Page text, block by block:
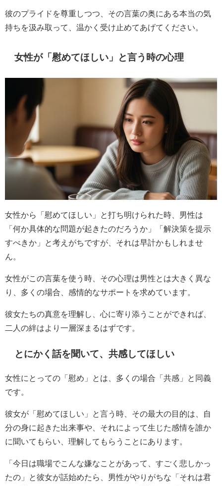
彼のプライドを尊重しつつ、その言葉の奥にある本当の気
持ちを汲み取って、温かく受け止めてあげてください。
女性が「慰めてほしい」と言う時の心理
女性から「慰めてほしい」と打ち明けられた時、男性は
「何か具体的な問題が起きたのだろうか」「解決策を提示
すべきか」と考えがちですが、それは早計かもしれませ
ん。
女性がこの言葉を使う時、その心理は男性とは大きく異な
り、多くの場合、感情的なサポートを求めています。
彼女たちの真意を理解し、心に寄り添うことができれば、
二人の絆はより一層深まるはずです。
とにかく話を聞いて、共感してほしい
女性にとっての「慰め」とは、多くの場合「共感」と同義
です。
彼女が「慰めてほしい」と言う時、その最大の目的は、自
分の身に起きた出来事や、それによって生じた感情を誰か
に聞いてもらい、理解してもらうことにあります。
「今日は職場でこんな嫌なことがあって、すごく悲しかっ
たの」と彼女が話始めたら、男性がやりがちな「それは君